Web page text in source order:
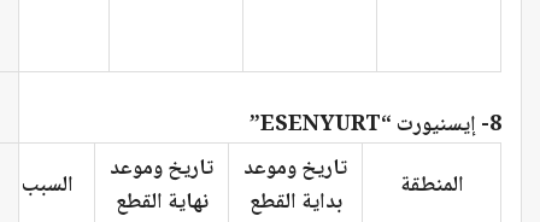
8- إيسنيورت “ESENYURT”
المنطقة
تاريخ وموعد
بداية القطع
تاريخ وموعد
نهاية القطع
السبب